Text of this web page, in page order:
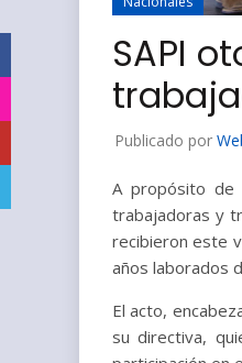
SAPI
Publicado por
A propósito de
trabajadoras y
recibieron este
años laborados
El acto,
su directiva,